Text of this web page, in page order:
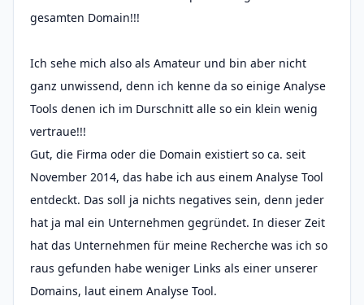
gesamten Domain!!!
Ich sehe mich also als Amateur und bin aber nicht
ganz unwissend, denn ich kenne da so einige Analyse
Tools denen ich im Durschnitt alle so ein klein wenig
vertraue!!!
Gut, die Firma oder die Domain existiert so ca. seit
November 2014, das habe ich aus einem Analyse Tool
entdeckt. Das soll ja nichts negatives sein, denn jeder
hat ja mal ein Unternehmen gegründet. In dieser Zeit
hat das Unternehmen für meine Recherche was ich so
raus gefunden habe weniger Links als einer unserer
Domains, laut einem Analyse Tool.